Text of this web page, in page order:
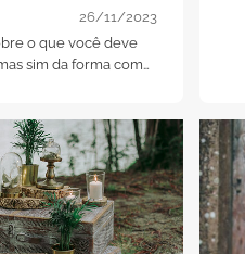
26/11/2023
o que você deve
sim da forma como
sempre